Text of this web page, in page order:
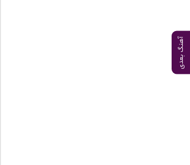
آهنگ بعدی